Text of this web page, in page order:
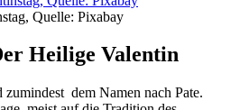
Quelle: Pixabay
Heilige Valentin
dem Namen nach Pate.